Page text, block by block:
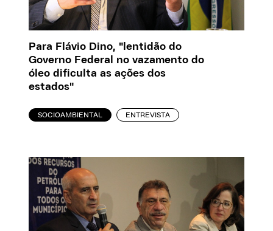
Para Flávio Dino, "lentidão do
Governo Federal no vazamento do
óleo dificulta as ações dos
estados"
SOCIOAMBIENTAL ENTREVISTA